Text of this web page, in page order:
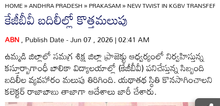
HOME»ANDHRA PRADESH»PRAKASAM»NEW TWIST IN KGBV TRANSFERS
కేజీబీవీ బదిలీల్లో కొత్తమలుపు
ABN, Publish Date - Jun 07 , 2026 | 02:41 AM
ఉమ్మడి జిల్లాలో సమగ్ర శిక్ష జిల్లా ప్రాజెక్టు ఆధ్వర్యంలో నిర్వహిస్తున్న
కస్తూర్బాగాంధీ బాలికా విద్యాలయాల్లో (కేజీబీవీ) పనిచేస్తున్న సిబ్బంది
బదిలీల వ్యవహారం మలుపు తిరిగింది. యథాతథ స్థితి కొనసాగించాలని
కలెక్టర్‌ రాజాబాబు తాజాగా ఆదేశాలు జారీ చేశారు.